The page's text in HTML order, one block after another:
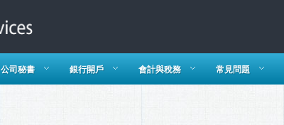
公司秘書 銀行開戶 會計與稅務 常見問題